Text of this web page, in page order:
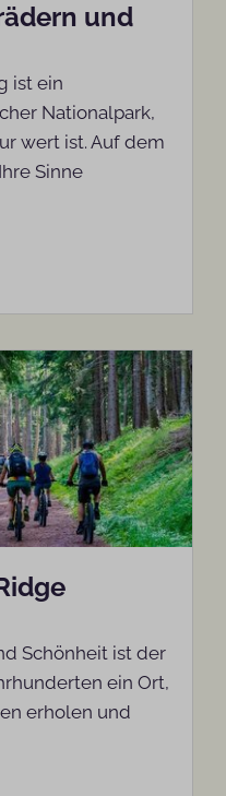
und
ist ein
Nationalpark,
wert ist. Auf dem
Sinne
Schönheit ist der
ein Ort,
erholen und